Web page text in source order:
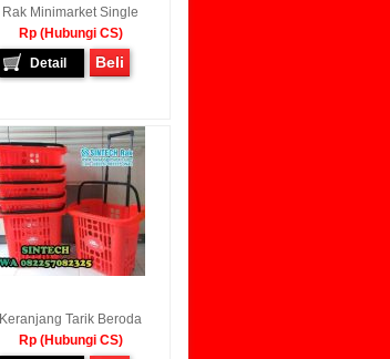
Rak Minimarket Single
Rp (Hubungi CS)
Detail
Beli
Keranjang Tarik Beroda
Rp (Hubungi CS)